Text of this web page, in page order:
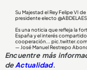
Su Majestad el Rey Felipe VI
presidente electo
Es una noticia que refleja la
España y el interés
cooperación...
— José Manuel Restrepo
Encuentre más
deActualidad.